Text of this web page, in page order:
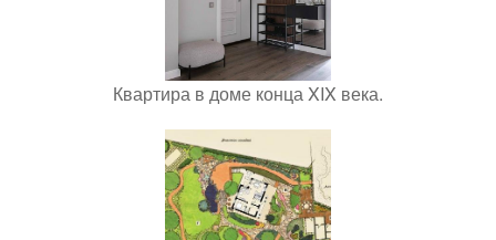
Квартира в доме конца XIX века.